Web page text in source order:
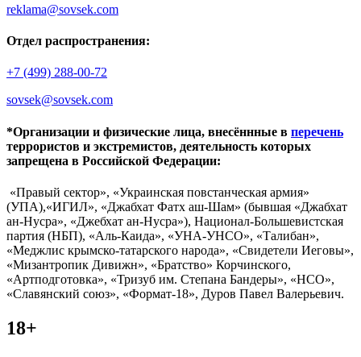
reklama@sovsek.com
Отдел распространения:
+7 (499) 288-00-72
sovsek@sovsek.com
*Организации и физические лица, внесённные в перечень
террористов и экстремистов, деятельность которых
запрещена в Российской Федерации:
«Правый сектор», «Украинская повстанческая армия»
(УПА),«ИГИЛ», «Джабхат Фатх аш-Шам» (бывшая «Джабхат
ан-Нусра», «Джебхат ан-Нусра»), Национал-Большевистская
партия (НБП), «Аль-Каида», «УНА-УНСО», «Талибан»,
«Меджлис крымско-татарского народа», «Свидетели Иеговы»,
«Мизантропик Дивижн», «Братство» Корчинского,
«Артподготовка», «Тризуб им. Степана Бандеры», «НСО»,
«Славянский союз», «Формат-18», Дуров Павел Валерьевич.
18+